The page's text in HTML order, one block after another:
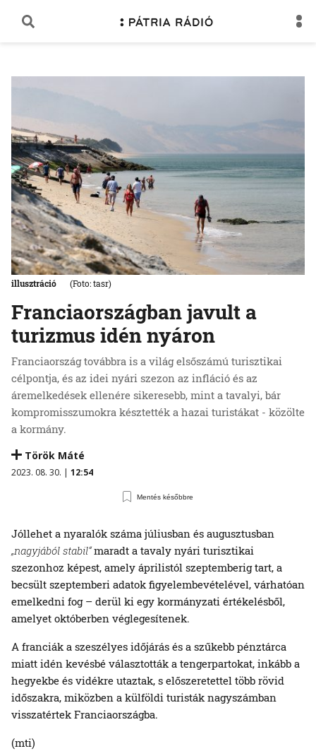
Franciaországban javult a
turizmus idén nyáron
Franciaország továbbra is a világ elsőszámú turisztikai
célpontja, és az idei nyári szezon az infláció és az
áremelkedések ellenére sikeresebb, mint a tavalyi, bár
kompromisszumokra késztették a hazai turistákat - közölte
a kormány.
Török Máté
2023. 08. 30. | 12:54
Mentés későbbre
illusztráció (Foto: tasr)
Jóllehet a nyaralók száma júliusban és augusztusban
„nagyjából stabil“maradt a tavaly nyári turisztikai
szezonhoz képest, amely áprilistól szeptemberig tart, a
becsült szeptemberi adatok figyelembevételével, várhatóan
emelkedni fog – derül ki egy kormányzati értékelésből,
amelyet októberben véglegesítenek.
A franciák a szeszélyes időjárás és a szűkebb pénztárca
miatt idén kevésbé választották a tengerpartokat, inkább a
hegyekbe és vidékre utaztak, s előszeretettel több rövid
időszakra, miközben a külföldi turisták nagyszámban
visszatértek Franciaországba.
(mti)